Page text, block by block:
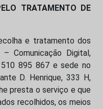
TRATAMENTO DE
e tratamento dos
Comunicação Digital,
510 895 867 e sede no
D. Henrique, 333 H,
presta o serviço e que
recolhidos, os meios